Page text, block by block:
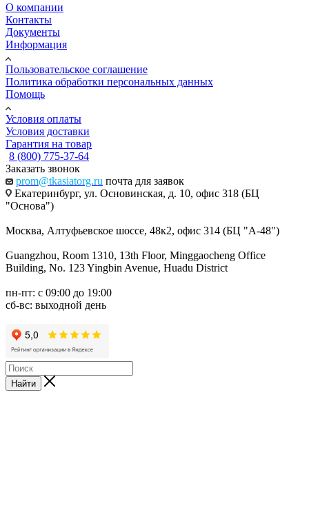
О компании
Контакты
Документы
Информация
Пользовательское соглашение
Политика обработки персональных данных
Помощь
Условия оплаты
Условия доставки
Гарантия на товар
8 (800) 775-37-64
Заказать звонок
prom@tkasiatorg.ru почта для заявок
Екатеринбург, ул. Основинская, д. 10, офис 318 (БЦ
"Основа")
Москва, Алтуфьевское шоссе, 48к2, офис 314 (БЦ "А-48")
Guangzhou, Room 1310, 13th Floor, Minggaocheng Office
Building, No. 123 Yingbin Avenue, Huadu District
пн-пт: с 09:00 до 19:00
сб-вс: выходной день
Найти